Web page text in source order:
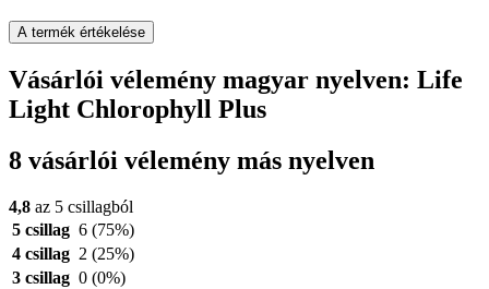
A termék értékelése
Vásárlói vélemény magyar nyelven: Life
Light Chlorophyll Plus
8 vásárlói vélemény más nyelven
4,8 az 5 csillagból
5 csillag 6 (75%)
4 csillag 2 (25%)
3 csillag 0 (0%)